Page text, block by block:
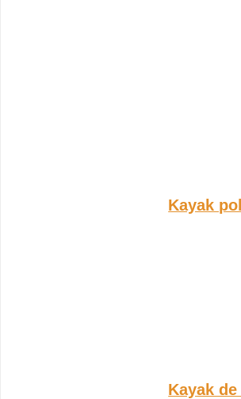
Kayak
Kayak